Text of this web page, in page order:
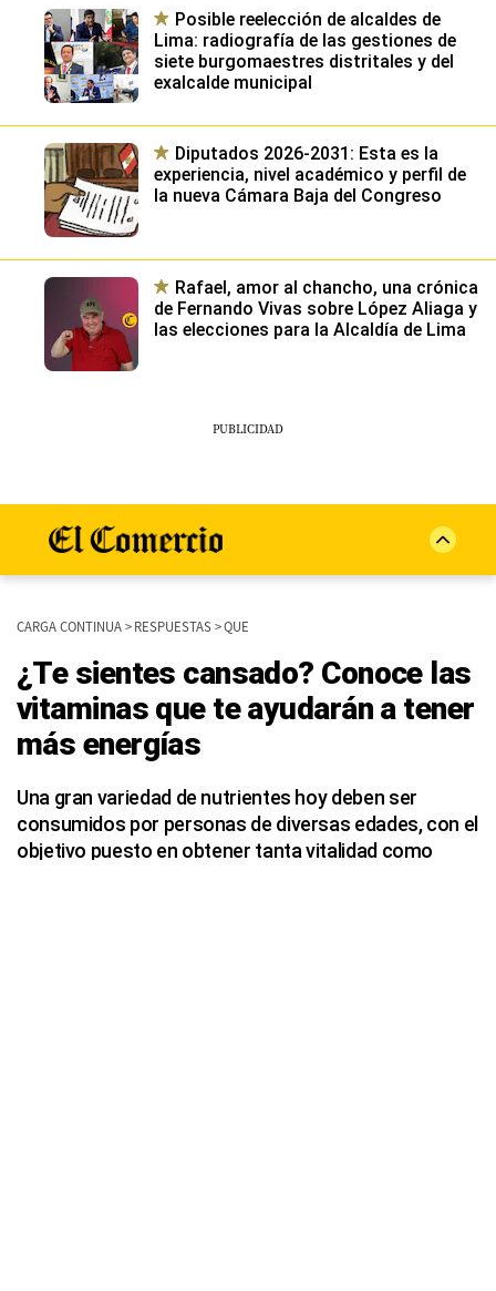
Posible reelección de alcaldes de
Lima: radiografía de las gestiones de
siete burgomaestres distritales y del
exalcalde municipal
Diputados 2026-2031: Esta es la
experiencia, nivel académico y perfil de
la nueva Cámara Baja del Congreso
Rafael, amor al chancho, una crónica
de Fernando Vivas sobre López Aliaga y
las elecciones para la Alcaldía de Lima